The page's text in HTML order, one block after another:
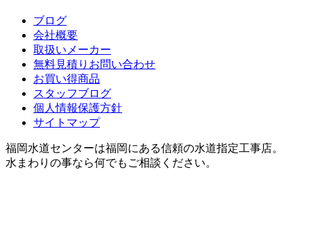
ブログ
会社概要
取扱いメーカー
無料見積りお問い合わせ
お買い得商品
スタッフブログ
個人情報保護方針
サイトマップ
福岡水道センターは福岡にある信頼の水道指定工事店。
水まわりの事なら何でもご相談ください。